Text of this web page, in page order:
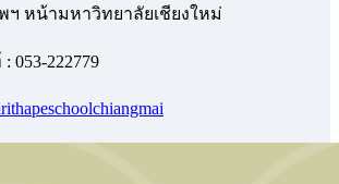
ฯ หน้ามหาวิทยาลัยเชียงใหม่
053-222779